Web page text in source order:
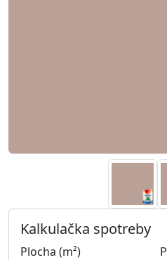
Kalkulačka spotreby
Plocha (m²)